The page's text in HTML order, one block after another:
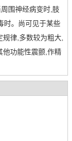
围神经病变时,肢
时。尚可见于某些
律,多数较为粗大,
他功能性震颤,作精